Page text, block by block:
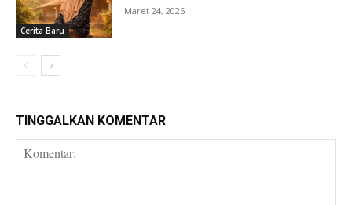
Cerita Baru
Maret 24, 2026
TINGGALKAN KOMENTAR